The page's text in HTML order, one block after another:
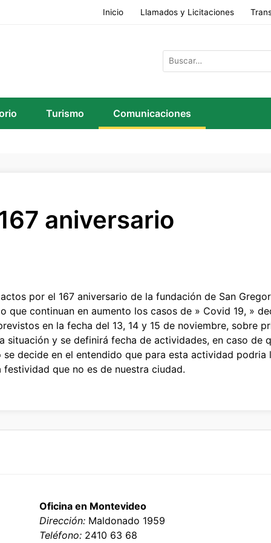
Inicio Llamados y Licitaciones
Turismo Comunicaciones
aniversario
por el 167 aniversario de la fundación de San
que continuan en aumento los casos de » Covid 19, »
en la fecha del 13, 14 y 15 de noviembre, sobre
situación y se definirá fecha de actividades, en caso de
se decide en el entendido que para esta actividad podria
que no es de nuestra ciudad.
Oficina en Montevideo
Dirección: Maldonado 1959
Teléfono: 2410 63 68